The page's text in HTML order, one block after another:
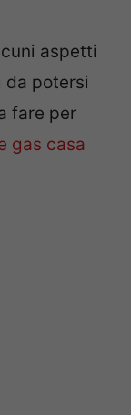
aspetti
da potersi
fare per
gas casa